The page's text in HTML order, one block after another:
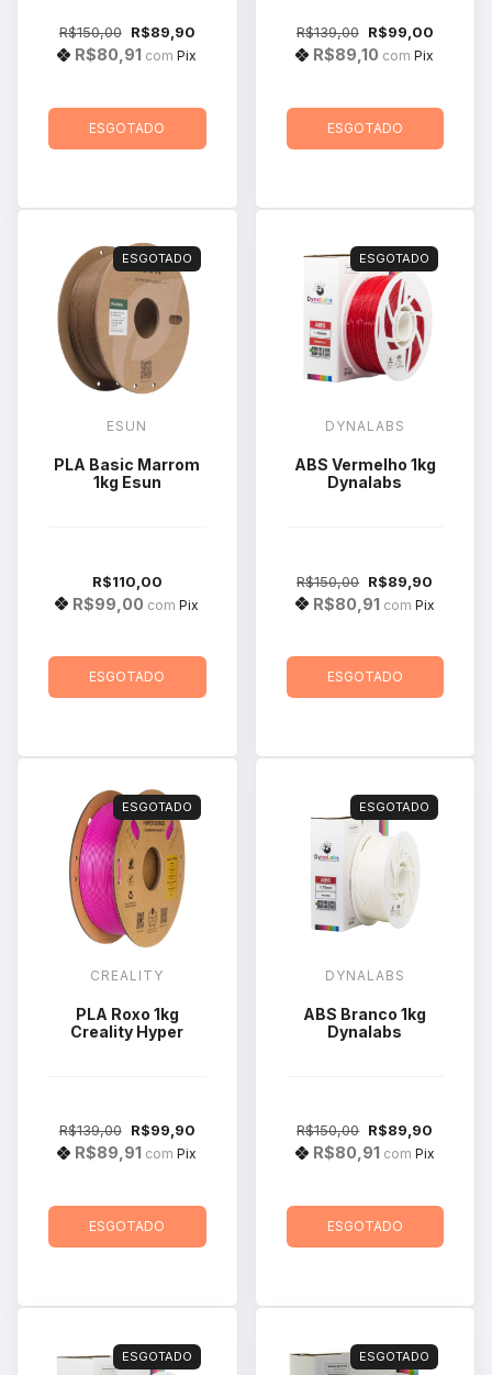
R$150,00 R$89,90
R$80,91 com Pix
ESGOTADO
R$139,00 R$99,00
R$89,10 com Pix
ESGOTADO
ESGOTADO
ESUN
PLA Basic Marrom
1kg Esun
R$110,00
R$99,00 com Pix
ESGOTADO
ESGOTADO
DYNALABS
ABS Vermelho 1kg
Dynalabs
R$150,00 R$89,90
R$80,91 com Pix
ESGOTADO
ESGOTADO
CREALITY
PLA Roxo 1kg
Creality Hyper
R$139,00 R$99,90
R$89,91 com Pix
ESGOTADO
ESGOTADO
DYNALABS
ABS Branco 1kg
Dynalabs
R$150,00 R$89,90
R$80,91 com Pix
ESGOTADO
ESGOTADO ESGOTADO